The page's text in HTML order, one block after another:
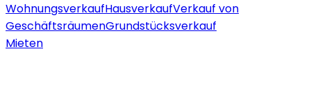
WohnungsverkaufHausverkaufVerkauf von
GeschäftsräumenGrundstücksverkauf
Mieten